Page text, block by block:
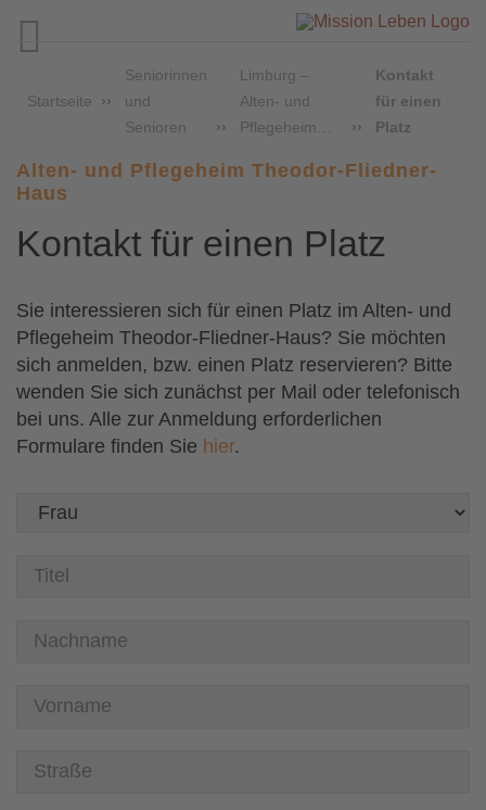

Startseite
Seniorinnen
und
Senioren
Limburg –
Alten- und
Pflegeheim…
Kontakt
für einen
Platz
Alten- und Pflegeheim Theodor-Fliedner-
Haus
Kontakt für einen Platz
Sie interessieren sich für einen Platz im Alten- und
Pflegeheim Theodor-Fliedner-Haus? Sie möchten
sich anmelden, bzw. einen Platz reservieren? Bitte
wenden Sie sich zunächst per Mail oder telefonisch
bei uns. Alle zur Anmeldung erforderlichen
Formulare finden Sie hier.